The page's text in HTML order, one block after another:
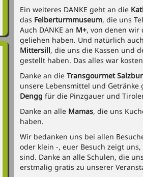
Ein weiteres DANKE geht an die
das Felberturmmuseum, die uns
Auch DANKE an M+, von denen wir
geliehen haben. Und natürlich
Mittersill, die uns die Kassen und
gestellt haben. Das alles war
Danke an die Transgourmet
unsere Lebensmittel und
Dengg für die Pinzgauer und
Danke an alle Mamas, die uns
haben.
Wir bedanken uns bei allen
oder klein -, euer Besuch zeigt
sind. Danke an alle Schulen, die
erstmalig gratis zu unserer